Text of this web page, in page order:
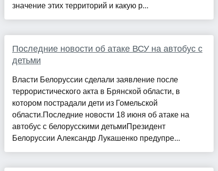
значение этих территорий и какую р...
Последние новости об атаке ВСУ на автобус с
детьми
Власти Белоруссии сделали заявление после
террористического акта в Брянской области, в
котором пострадали дети из Гомельской
области.Последние новости 18 июня об атаке на
автобус с белорусскими детьмиПрезидент
Белоруссии Александр Лукашенко предупре...